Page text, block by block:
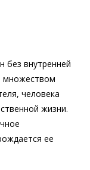
без внутренней
множеством
человека
жизни.
ее